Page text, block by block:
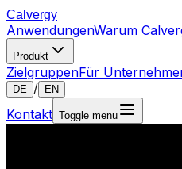
Calvergy
AnwendungenWarum
Produkt
ZielgruppenFür
DE / EN
Kontakt Toggle menu